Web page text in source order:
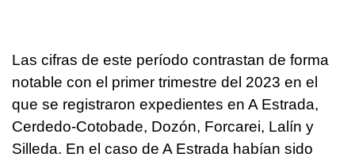
Las cifras de este período contrastan de forma
notable con el primer trimestre del 2023 en el
que se registraron expedientes en A Estrada,
Cerdedo-Cotobade, Dozón, Forcarei, Lalín y
Silleda. En el caso de A Estrada habían sido